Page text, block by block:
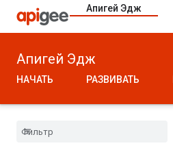
Апигей Эдж
Апигей Эдж
НАЧАТЬ РАЗВИВАТЬ